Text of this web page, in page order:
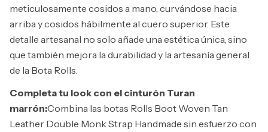
meticulosamente cosidos a mano, curvándose hacia
arriba y cosidos hábilmente al cuero superior. Este
detalle artesanal no solo añade una estética única, sino
que también mejora la durabilidad y la artesanía general
de la Bota Rolls.
Completa tu look con el cinturón Turan
marrón:Combina las botas Rolls Boot Woven Tan
Leather Double Monk Strap Handmade sin esfuerzo con